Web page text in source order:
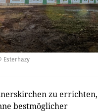
Esterhazy
zu errichten,
bestmöglicher